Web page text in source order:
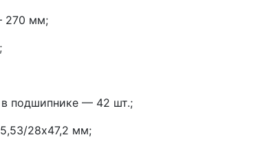
270 мм;
в подшипнике — 42 шт.;
28х47,2 мм;